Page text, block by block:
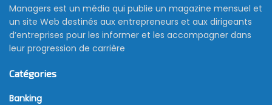
Managers est un média qui publie un magazine mensuel et
un site Web destinés aux entrepreneurs et aux dirigeants
d’entreprises pour les informer et les accompagner dans
leur progression de carrière
Catégories
Banking